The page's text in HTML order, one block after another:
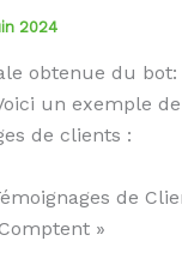
2024
obtenue du bot:
un exemple
de clients :
de
»